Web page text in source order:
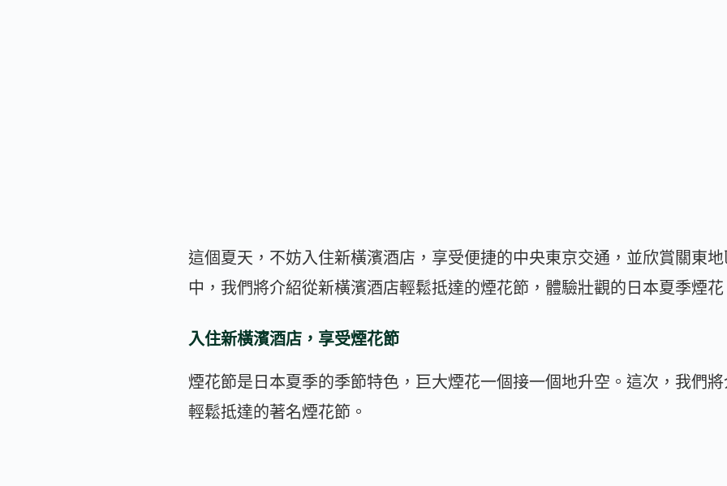
這個夏天，不妨入住新橫濱酒店，享受便捷的中央東京交通，並欣賞關東
中，我們將介紹從新橫濱酒店輕鬆抵達的煙花節，體驗壯觀的日本夏季煙花
入住新橫濱酒店，享受煙花節
煙花節是日本夏季的季節特色，巨大煙花一個接一個地升空。這次，我們
輕鬆抵達的著名煙花節。